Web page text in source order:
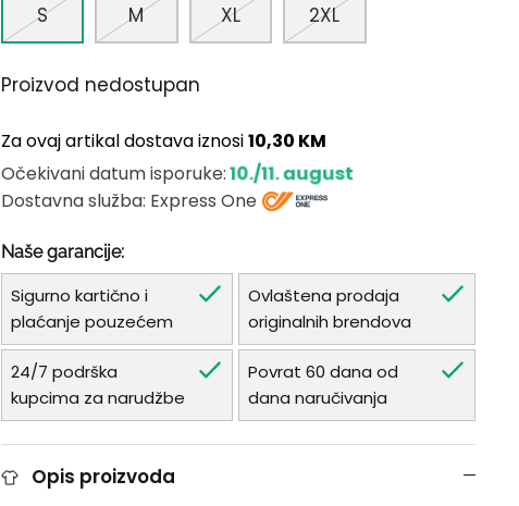
S
M XL 2XL
Proizvod nedostupan
Za ovaj artikal dostava iznosi10,30 KM
Očekivani datum isporuke: 10./11. august
Dostavna služba: Express One
Naše garancije:
Sigurno kartično i
plaćanje pouzećem
Ovlaštena prodaja
originalnih brendova
24/7 podrška
kupcima za narudžbe
Povrat 60 dana od
dana naručivanja
Opis proizvoda